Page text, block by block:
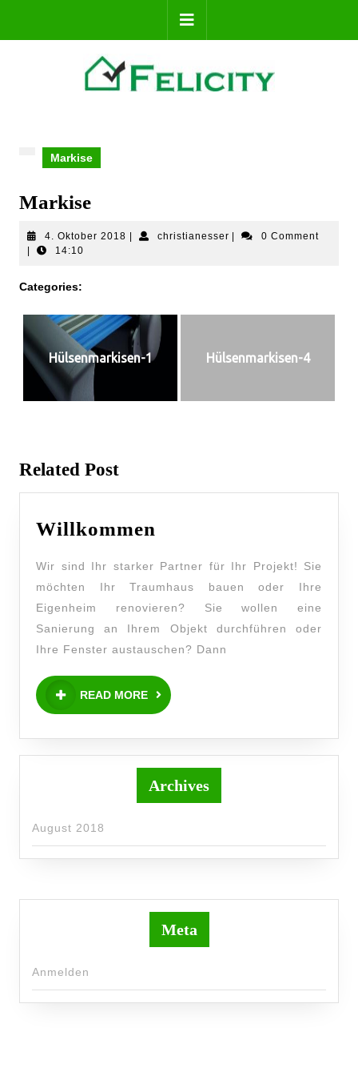
Markise
Markise
4. Oktober 2018 christianesser
0 Comment
14:10
Categories:
Hülsenmarkisen-1 Hülsenmarkisen-4
Related Post
Willkommen
Wir sind Ihr starker Partner für Ihr Projekt! Sie
möchten Ihr Traumhaus bauen oder Ihre
Eigenheim renovieren? Sie wollen eine
Sanierung an Ihrem Objekt durchführen oder
Ihre Fenster austauschen? Dann
READ MORE
Archives
August 2018
Meta
Anmelden